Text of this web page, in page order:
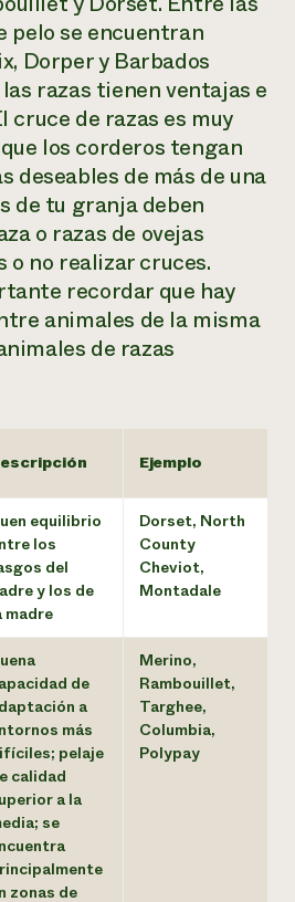
pelo se encuentran
Dorper y Barbados
razas tienen ventajas e
cruce de razas es muy
los corderos tengan
deseables de más de una
de tu granja deben
o razas de ovejas
o no realizar cruces.
recordar que hay
animales de la misma
de razas
Ejemplo
equilibrio
los
del
y los de
madre
Dorset, North
County
Cheviot,
Montadale
de
a
más
pelaje
calidad
a la
se
zonas de
Merino,
Rambouillet,
Targhee,
Columbia,
Polypay